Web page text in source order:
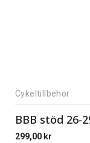
Cykeltillbehör
BBB stöd 26-
299,00 kr